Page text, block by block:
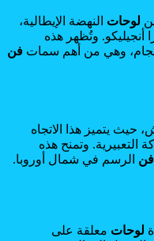
لوحات النهضة الإيطالية،
أنجيليكو. وتُظهر هذه
وهي من أهم سمات فن
حيث يتميز هذا الاتجاه
التعبيرية. وتمنح هذه
فن الرسم في شمال أوروبا.
لوحات معلقة على